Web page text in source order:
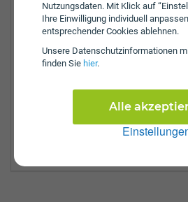
Nutzungsdaten. Mit Klick auf
Ihre Einwilligung individuell
entsprechender Cookies ablehnen.
Unsere Daten­schutz­informationen
finden Sie hier.
Alle
Tel.:+43-0435577-90990
Fax:+43-5574-412-9431
E-Mail:
vlv@vlv.at